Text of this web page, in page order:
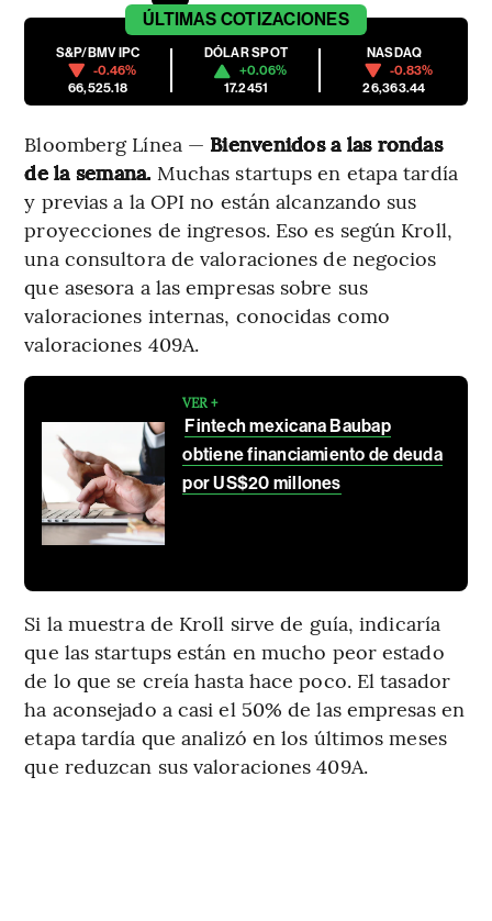
ÚLTIMAS COTIZACIONES
S&P/BMV IPC
-0.46%
66,525.18
DÓLAR SPOT
+0.06%
17.2451
NASDAQ
-0.83%
26,363.44
Bloomberg Línea — Bienvenidos a las rondas
de la semana. Muchas startups en etapa tardía
y previas a la OPI no están alcanzando sus
proyecciones de ingresos. Eso es según Kroll,
una consultora de valoraciones de negocios
que asesora a las empresas sobre sus
valoraciones internas, conocidas como
valoraciones 409A.
VER +
Fintech mexicana Baubap
obtiene financiamiento de deuda
por US$20 millones
Si la muestra de Kroll sirve de guía, indicaría
que las startups están en mucho peor estado
de lo que se creía hasta hace poco. El tasador
ha aconsejado a casi el 50% de las empresas en
etapa tardía que analizó en los últimos meses
que reduzcan sus valoraciones 409A.